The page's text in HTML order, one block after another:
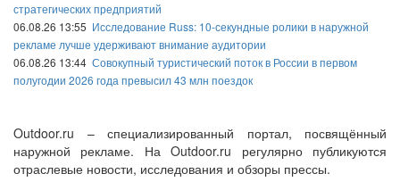
стратегических предприятий
06.08.26 13:55 Исследование Russ: 10-секундные ролики в наружной
рекламе лучше удерживают внимание аудитории
06.08.26 13:44 Совокупный туристический поток в России в первом
полугодии 2026 года превысил 43 млн поездок
Outdoor.ru – специализированный портал, посвящённый
наружной рекламе. На Outdoor.ru регулярно публикуются
отраслевые новости, исследования и обзоры прессы.